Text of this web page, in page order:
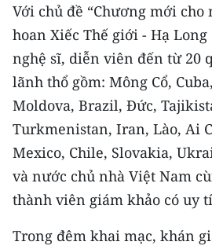
Media Thể thao
Media Giáo dục
Media Y tế
Media Khoa học - Công nghệ
Media Môi trường
Ảnh
Với chủ đề “Chương mới cho
hoan Xiếc Thế giới - Hạ Long
nghệ sĩ, diễn viên đến từ 20
lãnh thổ gồm: Mông Cổ,
Moldova, Brazil, Đức,
Turkmenistan, Iran, Lào, Ai
Mexico, Chile, Slovakia,
và nước chủ nhà Việt Nam
thành viên giám khảo có uy
Trong đêm khai mạc, khán